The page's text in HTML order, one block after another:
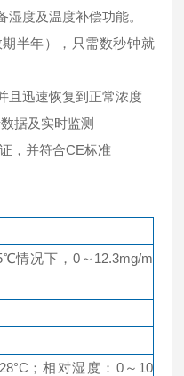
度及温度补偿功能。
半年），只需数秒钟就
且迅速恢复到正常浓度
据及实时监测
，并符合CE标准
情况下，0～12.3mg/m
；相对湿度：0～10